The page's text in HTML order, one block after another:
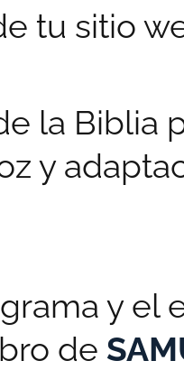
tu sitio
la Biblia
y
y el
de